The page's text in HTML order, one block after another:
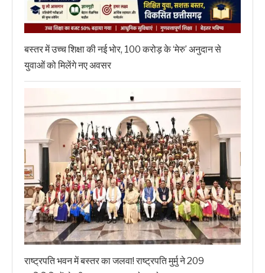
बस्तर में उच्च शिक्षा की नई भोर, 100 करोड़ के ‘मेरु’ अनुदान से
युवाओं को मिलेंगे नए अवसर
राष्ट्रपति भवन में बस्तर का जलवा! राष्ट्रपति मुर्मु ने 209